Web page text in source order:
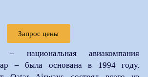
Запрос цены
национальная авиакомпания
– была основана в 1994 году.